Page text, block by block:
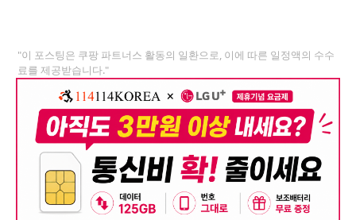
"이 포스팅은 쿠팡 파트너스 활동의 일환으로, 이에 따른 일정액의 수수
료를 제공받습니다."